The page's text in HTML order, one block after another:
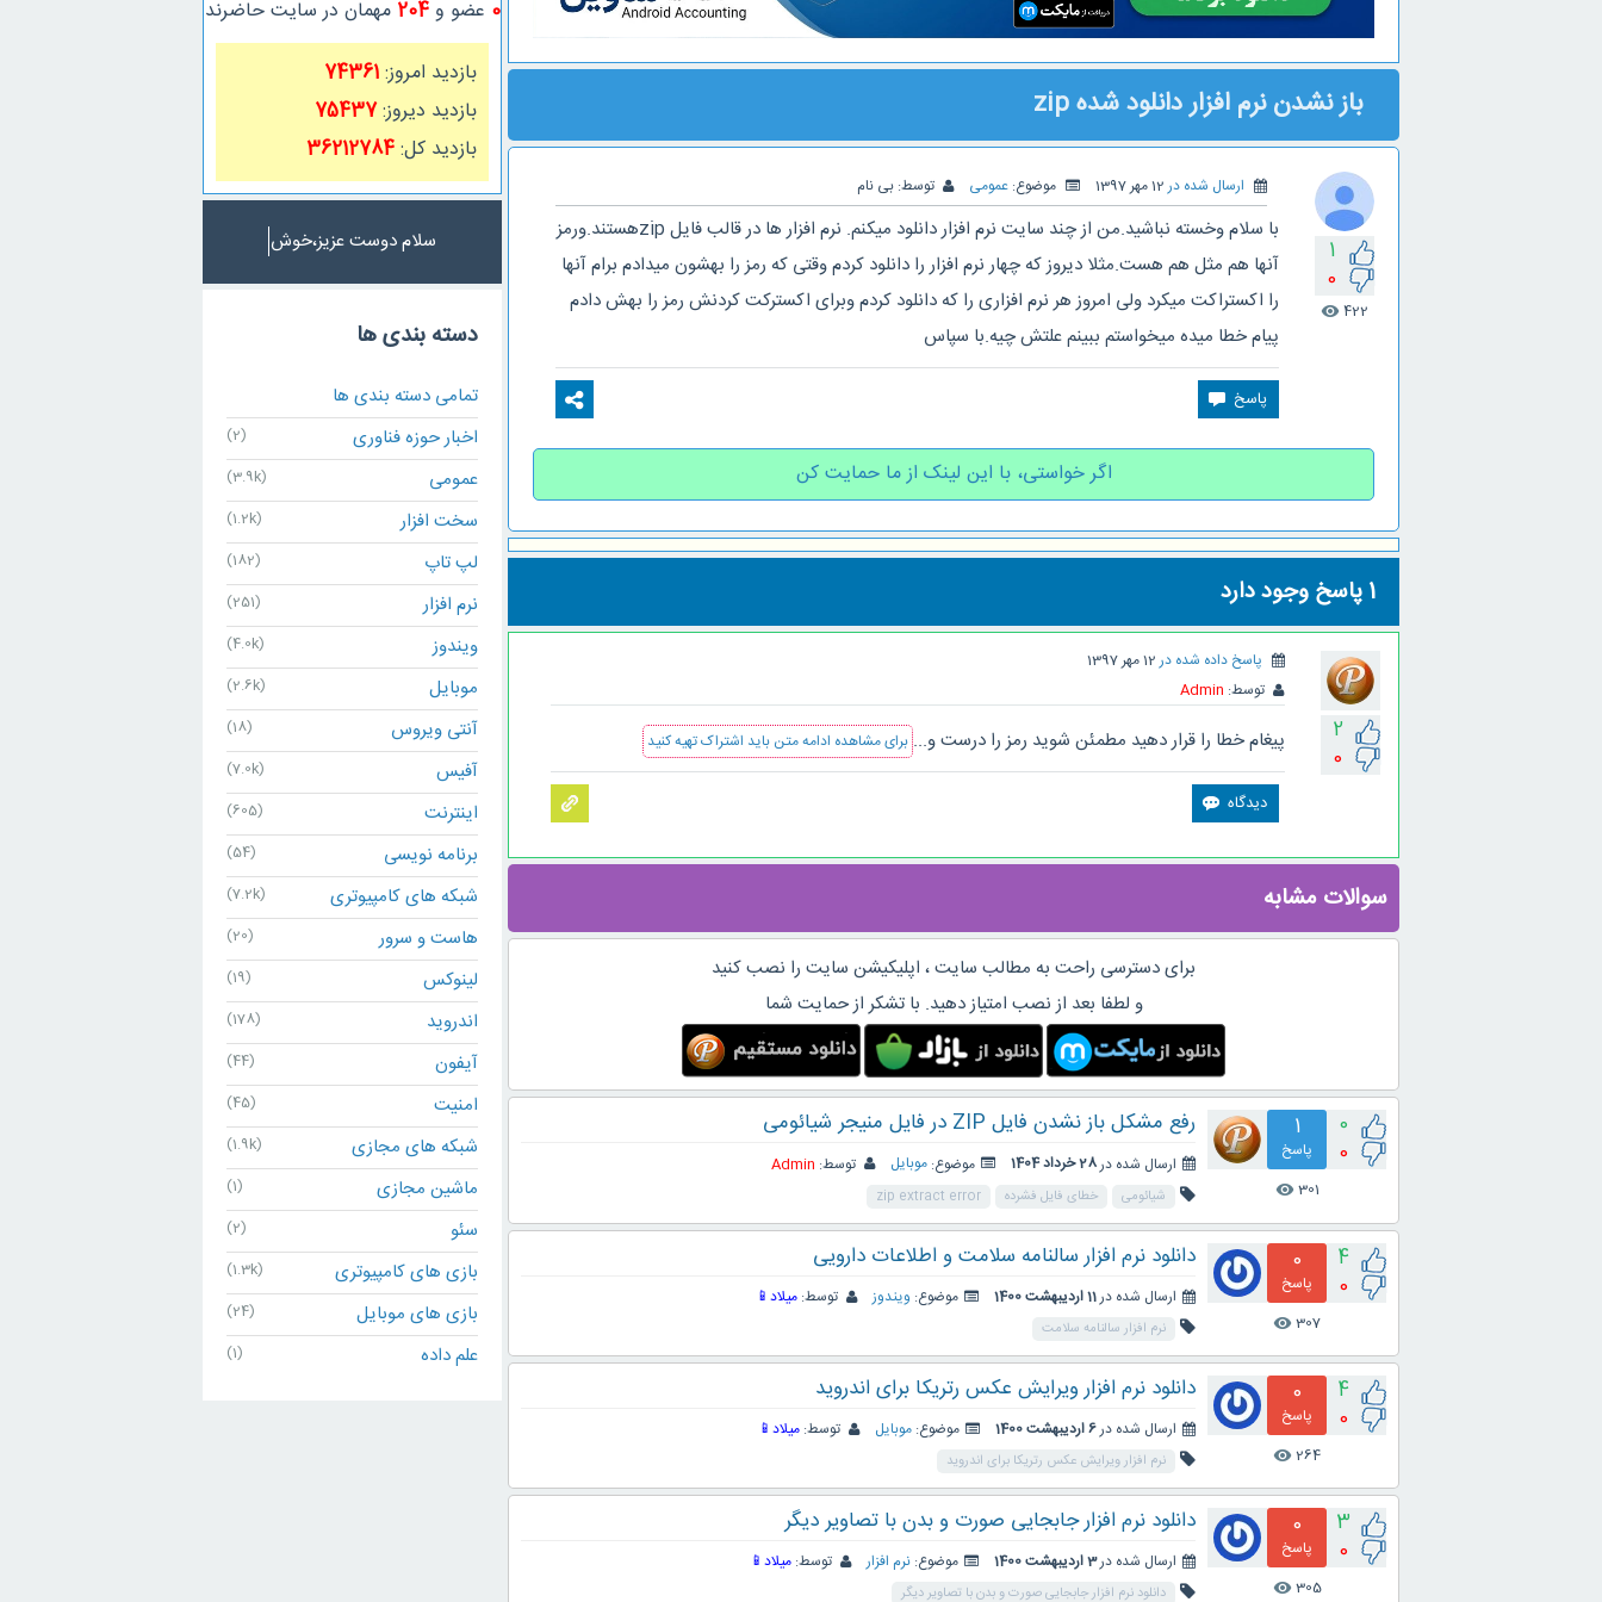
باز نشدن نرم افزار دانلود شده zip
1
0
422
visibility
ارسال شده در 12 مهر 1397 موضوع: عمومی توسط: بی نام
با سلام وخسته نباشید.من از چند سایت نرم افزار دانلود میکنم. نرم افزار ها در قالب فایل zipهستند.ورمز
آنها هم مثل هم هست.مثلا دیروز که چهار نرم افزار را دانلود کردم وقتی که رمز را بهشون میدادم برام آنها
را اکستراکت میکرد ولی امروز هر نرم افزاری را که دانلود کردم وبرای اکسترکت کردنش رمز را بهش دادم
پیام خطا میده میخواستم ببینم علتش چیه.با سپاس
اگر خواستی، با این لینک از ما حمایت کن
1پاسخ وجود دارد
2
0
پاسخ داده شده در 12 مهر 1397
توسط: Admin
پیغام خطا را قرار دهید مطمئن شوید رمز را درست و... برای مشاهده ادامه متن باید اشتراک تهیه کنید
سوالات مشابه
برای دسترسی راحت به مطالب سایت ، اپلیکیشن سایت را نصب کنید
و لطفا بعد از نصب امتیاز دهید. با تشکر از حمایت شما
0
0
1
پاسخ
301
visibility
رفع مشکل باز نشدن فایل ZIP در فایل منیجر شیائومی
ارسال شده در28 خرداد 1404 موضوع: موبایل توسط: Admin
شیائومی خطای فایل فشرده zip extract error
4
0
0
پاسخ
307
visibility
دانلود نرم افزار سالنامه سلامت و اطلاعات دارویی
ارسال شده در11 اردیبهشت 1400 موضوع: ویندوز توسط: میلاد📱
نرم افزار سالنامه سلامت
4
0
0
پاسخ
264
visibility
دانلود نرم افزار ویرایش عکس رتریکا برای اندروید
ارسال شده در6 اردیبهشت 1400 موضوع: موبایل توسط: میلاد📱
نرم افزار ویرایش عکس رتریکا برای اندروید
3
0
0
پاسخ
305
visibility
دانلود نرم افزار جابجایی صورت و بدن با تصاویر دیگر
ارسال شده در3 اردیبهشت 1400 موضوع: نرم افزار توسط: میلاد📱
دانلود نرم افزار جابجایی صورت و بدن با تصاویر دیگر
0 عضو و204 مهمان در سایت حاضرند
بازدید امروز:74361
بازدید دیروز:75437
بازدید کل:36212784
سلام دوست عزیز،خوش اوم
دسته بندی ها
تمامی دسته بندی ها
اخبار حوزه فناوری
(2)
عمومی (3.9k)
سخت افزار (1.2k)
لپ تاپ (182)
نرم افزار (251)
ویندوز (4.0k)
موبایل (2.6k)
آنتی ویروس (18)
آفیس (7.0k)
اینترنت (605)
برنامه نویسی (54)
شبکه های کامپیوتری (7.2k)
هاست و سرور (20)
لینوکس (19)
اندروید (178)
آیفون (44)
امنیت (45)
شبکه های مجازی (1.9k)
ماشین مجازی (1)
سئو (2)
بازی های کامپیوتری (1.3k)
بازی های موبایل (24)
علم داده (1)